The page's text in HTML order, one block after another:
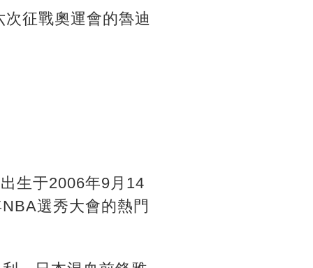
征戰奧運會的魯迪
生于2006年9月14
選秀大會的熱門